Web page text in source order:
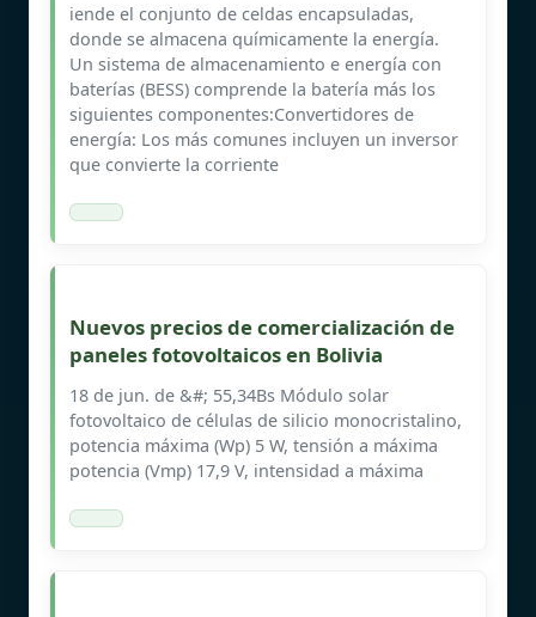
iende el conjunto de celdas encapsuladas,
donde se almacena químicamente la energía.
Un sistema de almacenamiento e energía con
baterías (BESS) comprende la batería más los
siguientes componentes:Convertidores de
energía: Los más comunes incluyen un inversor
que convierte la corriente
Nuevos precios de comercialización de
paneles fotovoltaicos en Bolivia
18 de jun. de &#; 55,34Bs Módulo solar
fotovoltaico de células de silicio monocristalino,
potencia máxima (Wp) 5 W, tensión a máxima
potencia (Vmp) 17,9 V, intensidad a máxima